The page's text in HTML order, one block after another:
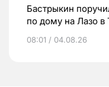
Бастрыкин
по дому на Лазо в
08:01 / 04.08.26